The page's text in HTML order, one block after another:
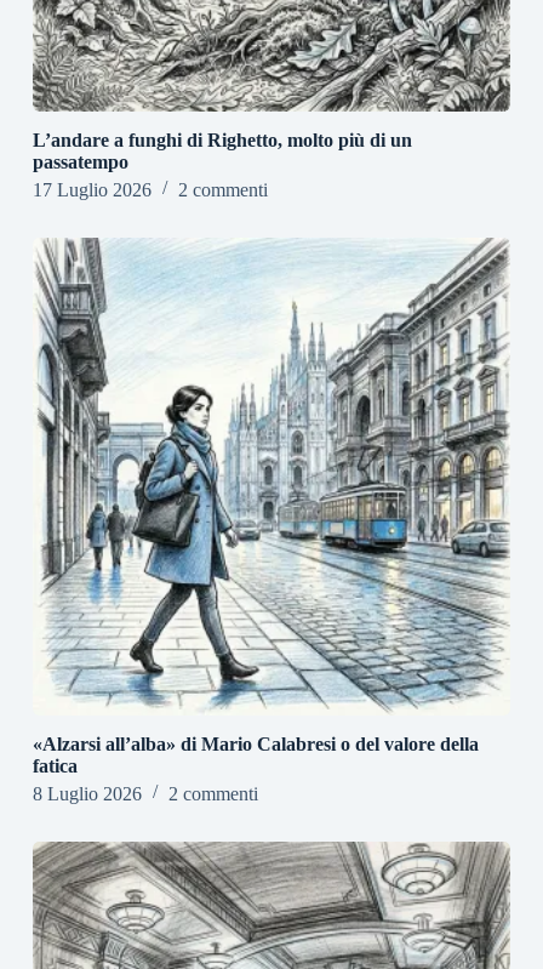
L’andare a funghi di Righetto, molto più di un
passatempo
17 Luglio 2026
2 commenti
«Alzarsi all’alba» di Mario Calabresi o del valore della
fatica
8 Luglio 2026
2 commenti